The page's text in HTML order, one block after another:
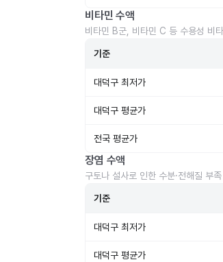
비타민 수액
비타민 B군, 비타민 C 등 수용성 비
기준
대덕구 최저가
대덕구 평균가
전국 평균가
장염 수액
구토나 설사로 인한 수분·전해질 부
기준
대덕구 최저가
대덕구 평균가